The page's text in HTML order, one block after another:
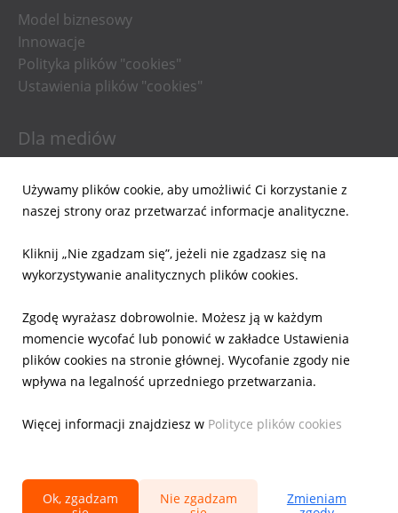
Model biznesowy
Innowacje
Polityka plików "cookies"
Ustawienia plików "cookies"
Dla mediów
Materiały do pobrania
Powiadomienia email
Dla inwestorów
Raporty bieżące
Ład Korporacyjny
Akcje
Prezentacje
IR Kontakt
Używamy plików cookie, aby umożliwić Ci korzystanie z
naszej strony oraz przetwarzać informacje analityczne.
Kliknij „Nie zgadzam się”, jeżeli nie zgadzasz się na
wykorzystywanie analitycznych plików cookies.
Zgodę wyrażasz dobrowolnie. Możesz ją w każdym
momencie wycofać lub ponowić w zakładce Ustawienia
plików cookies na stronie głównej. Wycofanie zgody nie
wpływa na legalność uprzedniego przetwarzania.
Więcej informacji znajdziesz w Polityce plików cookies
Ok, zgadzam
Nie zgadzam
Zmieniam